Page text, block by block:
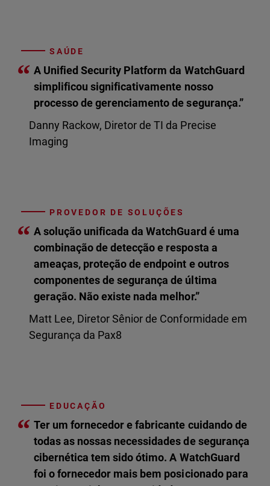
SAÚDE
“ A Unified Security Platform da WatchGuard
simplificou significativamente nosso
processo de gerenciamento de segurança.”
Danny Rackow, Diretor de TI da Precise
Imaging
PROVEDOR DE SOLUÇÕES
“ A solução unificada da WatchGuard é uma
combinação de detecção e resposta a
ameaças, proteção de endpoint e outros
componentes de segurança de última
geração. Não existe nada melhor.”
Matt Lee, Diretor Sênior de Conformidade em
Segurança da Pax8
EDUCAÇÃO
“ Ter um fornecedor e fabricante cuidando de
todas as nossas necessidades de segurança
cibernética tem sido ótimo. A WatchGuard
foi o fornecedor mais bem posicionado para